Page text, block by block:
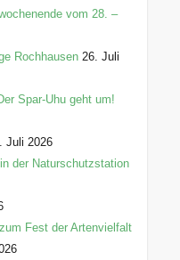
vom 28. –
Rochhausen 26. Juli
Spar-Uhu geht um!
Juli 2026
der Naturschutzstation
Fest der Artenvielfalt